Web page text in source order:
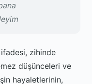
ifadesi, zihinde
düşünceleri ve
hayaletlerinin,